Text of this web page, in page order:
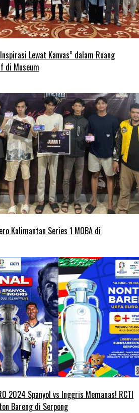
Lewat Kanvas” dalam Ruang
di Museum
Kalimantan Series 1 MOBA di
2024 Spanyol vs Inggris Memanas! RCTI
Bareng di Serpong